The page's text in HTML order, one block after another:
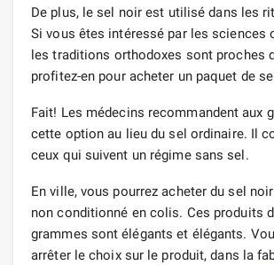
De plus, le sel noir est utilisé dans les
Si vous êtes intéressé par les sciences
les traditions orthodoxes sont proches
profitez-en pour acheter un paquet de
Fait! Les médecins recommandent aux
cette option au lieu du sel ordinaire. Il
ceux qui suivent un régime sans sel.
En ville, vous pourrez acheter du sel
non conditionné en colis. Ces produits
grammes sont élégants et élégants.
arrêter le choix sur le produit, dans la